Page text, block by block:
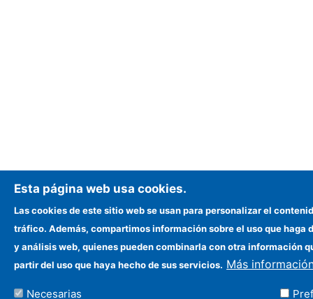
Esta página web usa cookies.
Las cookies de este sitio web se usan para personalizar el
tráfico. Además, compartimos información sobre el uso que haga
y análisis web, quienes pueden combinarla con otra información
partir del uso que haya hecho de sus servicios. Más
Necesarias